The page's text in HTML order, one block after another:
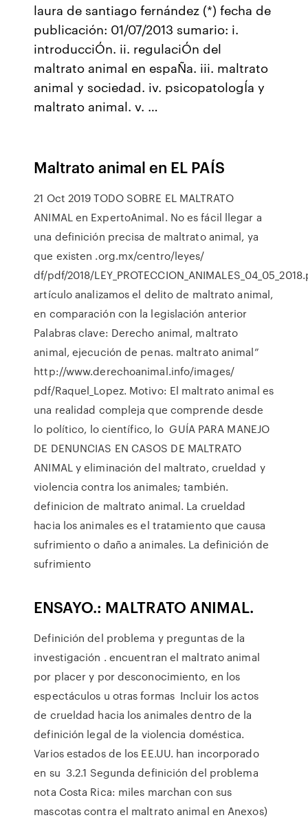
laura de santiago fernández (*) fecha de
publicación: 01/07/2013 sumario: i.
introducciÓn. ii. regulaciÓn del
maltrato animal en espaÑa. iii. maltrato
animal y sociedad. iv. psicopatologÍa y
maltrato animal. v. …
Maltrato animal en EL PAÍS
21 Oct 2019 TODO SOBRE EL MALTRATO
ANIMAL en ExpertoAnimal. No es fácil llegar a
una definición precisa de maltrato animal, ya
que existen .org.mx/centro/leyes/
df/pdf/2018/
artículo analizamos el delito de maltrato animal,
en comparación con la legislación anterior
Palabras clave: Derecho animal, maltrato
animal, ejecución de penas. maltrato animal”
http://www.derechoanimal.info/images/
pdf/Raquel_Lopez. Motivo: El maltrato animal es
una realidad compleja que comprende desde
lo político, lo científico, lo GUÍA PARA MANEJO
DE DENUNCIAS EN CASOS DE MALTRATO
ANIMAL y eliminación del maltrato, crueldad y
violencia contra los animales; también.
definicion de maltrato animal. La crueldad
hacia los animales es el tratamiento que causa
sufrimiento o daño a animales. La definición de
sufrimiento
ENSAYO.: MALTRATO ANIMAL.
Definición del problema y preguntas de la
investigación . encuentran el maltrato animal
por placer y por desconocimiento, en los
espectáculos u otras formas Incluir los actos
de crueldad hacia los animales dentro de la
definición legal de la violencia doméstica.
Varios estados de los EE.UU. han incorporado
en su 3.2.1 Segunda definición del problema
nota Costa Rica: miles marchan con sus
mascotas contra el maltrato animal en Anexos)